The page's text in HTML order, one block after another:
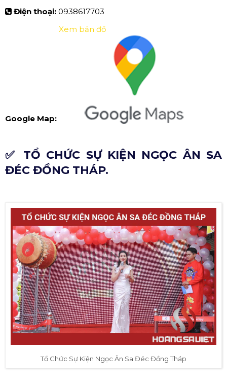
Điện thoại: 0938617703
Google Map:
Xem bản đồ
✅ TỔ CHỨC SỰ KIỆN NGỌC ÂN SA
ĐÉC ĐỒNG THÁP.
Tổ Chức Sự Kiện Ngọc Ân Sa Đéc Đồng Tháp